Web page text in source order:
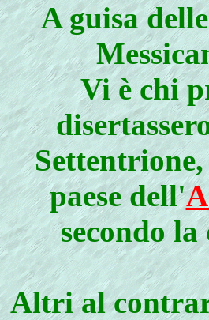
A guisa
Vi è chi
paese dell'
secondo
Altri al